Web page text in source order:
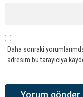
Daha sonraki
adresim bu tarayıcıya